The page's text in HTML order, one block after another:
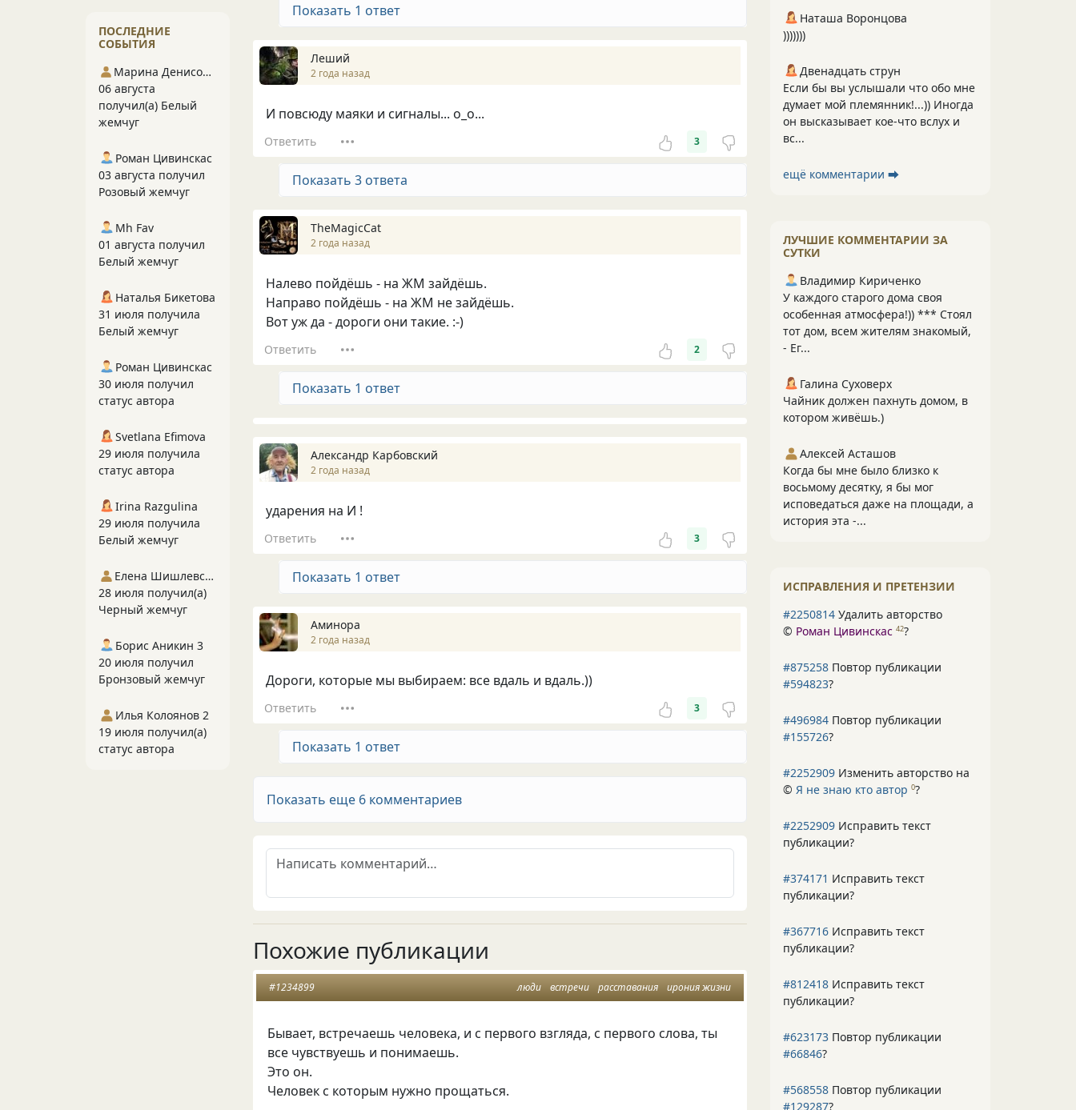
Показать 1 ответ
Леший
2 года назад
И повсюду маяки и сигналы... о_о...
Ответить 3
Показать 3 ответа
TheMagicCat
2 года назад
Налево пойдёшь - на ЖМ зайдёшь.
Направо пойдёшь - на ЖМ не зайдёшь.
Вот уж да - дороги они такие. :-)
Ответить 2
Показать 1 ответ
Александр Карбовский
2 года назад
ударения на И !
Ответить 3
Показать 1 ответ
Аминора
2 года назад
Дороги, которые мы выбираем: все вдаль и вдаль.))
Ответить 3
Показать 1 ответ
Показать еще 6 комментариев
Похожие публикации
люди встречи расставания ирония жизни
#1234899
Бывает, встречаешь человека, и с первого взгляда, с первого слова, ты
все чувствуешь и понимаешь.
Это он.
Человек с которым нужно прощаться.
Наташа Воронцова
)))))))
Двенадцать струн
Если бы вы услышали что обо мне
думает мой племянник!...)) Иногда
он высказывает кое-что вслух и
вс...
ещё комментарии ⮕
ЛУЧШИЕ КОММЕНТАРИИ ЗА
СУТКИ
Владимир Кириченко
У каждого старого дома своя
особенная атмосфера!)) *** Стоял
тот дом, всем жителям знакомый,
- Ег...
Галина Суховерх
Чайник должен пахнуть домом, в
котором живёшь.)
Алексей Асташов
Когда бы мне было близко к
восьмому десятку, я бы мог
исповедаться даже на площади, а
история эта -...
ИСПРАВЛЕНИЯ И ПРЕТЕНЗИИ
#2250814 Удалить авторство
© Роман Цивинскас 42?
#875258 Повтор публикации
#594823?
#496984 Повтор публикации
#155726?
#2252909 Изменить авторство на
© Я не знаю кто автор 0?
#2252909 Исправить текст
публикации?
#374171 Исправить текст
публикации?
#367716 Исправить текст
публикации?
#812418 Исправить текст
публикации?
#623173 Повтор публикации
#66846?
#568558 Повтор публикации
#129287?
ПОСЛЕДНИЕ
СОБЫТИЯ
Марина Денисова 5
06 августа
получил(а) Белый
жемчуг
Роман Цивинскас
03 августа получил
Розовый жемчуг
Mh Fav
01 августа получил
Белый жемчуг
Наталья Бикетова
31 июля получила
Белый жемчуг
Роман Цивинскас
30 июля получил
статус автора
Svetlana Efimova
29 июля получила
статус автора
Irina Razgulina
29 июля получила
Белый жемчуг
Елена Шишлевская
28 июля получил(а)
Черный жемчуг
Борис Аникин 3
20 июля получил
Бронзовый жемчуг
Илья Колоянов 2
19 июля получил(а)
статус автора